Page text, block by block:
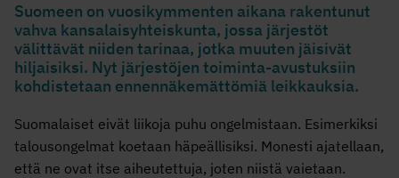
Suomeen on vuosikymmenten aikana rakentunut
vahva kansalaisyhteiskunta, jossa järjestöt
välittävät niiden tarinaa, jotka muuten jäisivät
hiljaisiksi. Nyt järjestöjen toiminta-avustuksiin
kohdistetaan ennennäkemättömiä leikkauksia.
Suomalaiset eivät liikoja puhu ongelmistaan. Esimerkiksi
talousongelmat koetaan häpeällisiksi. Monesti ajatellaan,
että ne ovat itse aiheutettuja, joten niistä vaietaan.